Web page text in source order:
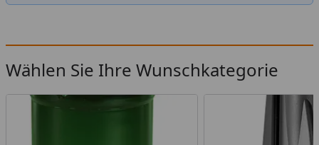
Wählen Sie Ihre Wunschkategorie